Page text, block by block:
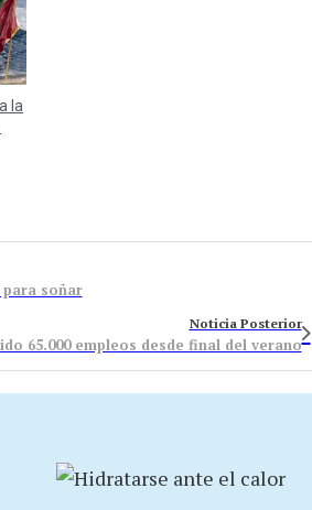
la
soñar
Noticia Posterior
65.000 empleos desde final del verano